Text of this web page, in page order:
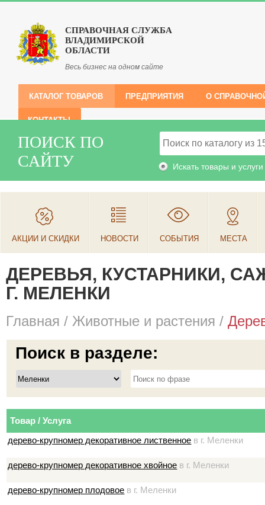
СПРАВОЧНАЯ СЛУЖБА
ВЛАДИМИРСКОЙ
ОБЛАСТИ
Весь бизнес на одном сайте
КАТАЛОГ ТОВАРОВ ПРЕДПРИЯТИЯ О
КОНТАКТЫ
ПОИСК ПО
САЙТУ
Искать товары и услуги
АКЦИИ И СКИДКИ НОВОСТИ СОБЫТИЯ МЕСТА
ДЕРЕВЬЯ, КУСТАРНИКИ,
Г. МЕЛЕНКИ
Главная / Животные и растения /
Поиск в разделе:
Товар / Услуга
дерево-крупномер декоративное лиственное в г. Меленки
дерево-крупномер декоративное хвойное в г. Меленки
дерево-крупномер плодовое в г. Меленки